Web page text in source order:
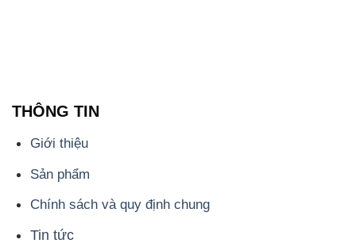
THÔNG TIN
Giới thiệu
Sản phẩm
Chính sách và quy định chung
Tin tức